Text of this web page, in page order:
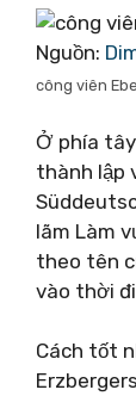
Nguồn:
công viên
Ở phía
thành lập
lãm Làm
theo tên
vào thời
Cách tốt